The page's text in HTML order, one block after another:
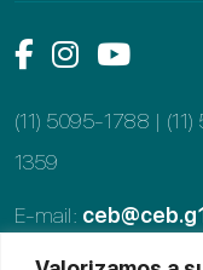
Link das mídias
Link dasLink das
(11) 5095-1788 |
1359
E-mail: